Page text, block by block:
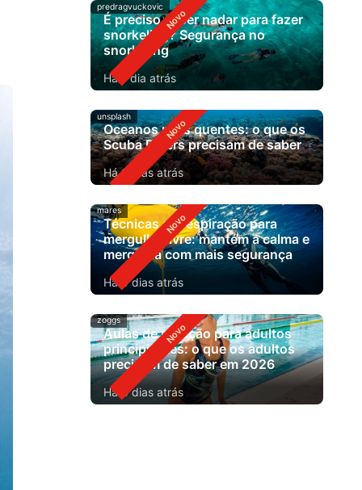
predragvuckovic
É preciso saber nadar para fazer
snorkeling? Segurança no
snorkeling
Há 1 dia atrás
unsplash
Oceanos mais quentes: o que os
Scuba Divers precisam de saber
Há 3 dias atrás
mares
Técnicas de respiração para
mergulho livre: mantém a calma e
mergulha com mais segurança
Há 5 dias atrás
zoggs
Aulas de natação para adultos
principiantes: o que os adultos
precisam de saber em 2026
Há 6 dias atrás